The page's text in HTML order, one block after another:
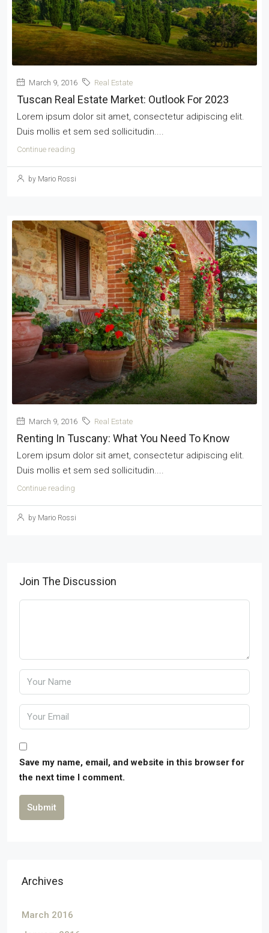
March 9, 2016 Real Estate
Tuscan Real Estate Market: Outlook For 2023
Lorem ipsum dolor sit amet, consectetur adipiscing elit.
Duis mollis et sem sed sollicitudin....
Continue reading
by Mario Rossi
March 9, 2016 Real Estate
Renting In Tuscany: What You Need To Know
Lorem ipsum dolor sit amet, consectetur adipiscing elit.
Duis mollis et sem sed sollicitudin....
Continue reading
by Mario Rossi
Join The Discussion
Save my name, email, and website in this browser for
the next time I comment.
Submit
Archives
March 2016